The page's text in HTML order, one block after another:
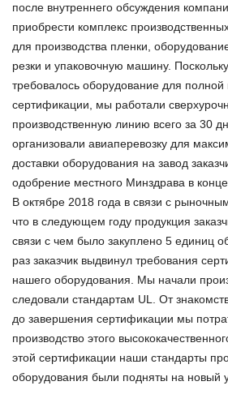
после внутреннего обсуждения
приобрести комплекс
для производства пленки,
резки и упаковочную машину.
требовалось оборудование для полной
сертификации, мы работали
производственную линию всего за 30
организовали авиаперевозку для
доставки оборудования на завод
одобрение местного Минздрава в конце
В октябре 2018 года в связи с
что в следующем году продукция
связи с чем было закуплено 5 единиц
раз заказчик выдвинул требования
нашего оборудования. Мы начали
следовали стандартам UL. От
до завершения сертификации мы
производство этого
этой сертификации наши стандарты
оборудования были подняты на новый